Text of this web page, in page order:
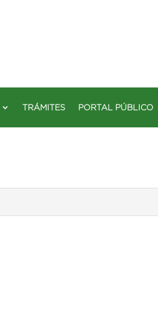
TRÁMITES PORTAL PÚBLICO